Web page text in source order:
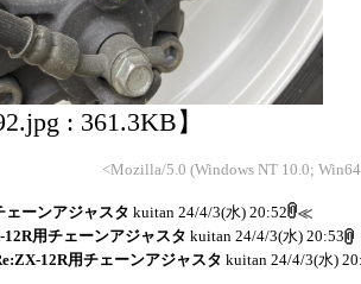
: 361.3KB】
<Mozilla/5.0 (Windows NT 10.0;
ェーンアジャスタ kuitan 24/4/3(水) 20:52 ≪
12R用チェーンアジャスタ kuitan 24/4/3(水) 20:53
12R用チェーンアジャスタ kuitan 24/4/3(水)